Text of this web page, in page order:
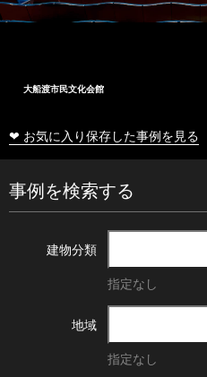
大船渡市民文化会館
❤ お気に入り保存した事例を見る
事例を検索する
建物分類
指定なし
地域
指定なし